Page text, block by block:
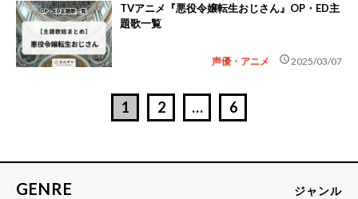
TVアニメ『悪役令嬢転生おじさん』OP・ED主
題歌一覧
声優・アニメ schedule2025/03/07
1 2 … 6
GENRE ジャンル